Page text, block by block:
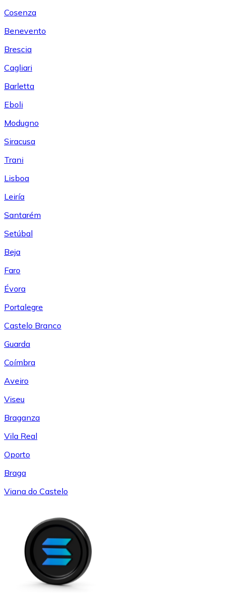
Cosenza
Benevento
Brescia
Cagliari
Barletta
Eboli
Modugno
Siracusa
Trani
Lisboa
Leiría
Santarém
Setúbal
Beja
Faro
Évora
Portalegre
Castelo Branco
Guarda
Coímbra
Aveiro
Viseu
Braganza
Vila Real
Oporto
Braga
Viana do Castelo